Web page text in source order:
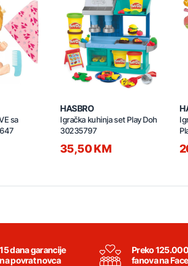
sa
HASBRO
Igračka kuhinja set Play Doh
30235797
35,50 KM
15 dana garancije
na povrat novca
Preko 125.000
fanova na